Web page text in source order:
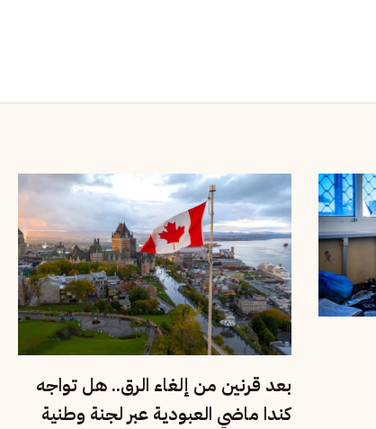
بعد قرنين من إلغاء الرق.. هل تواجه
كندا ماضي العبودية عبر لجنة وطنية